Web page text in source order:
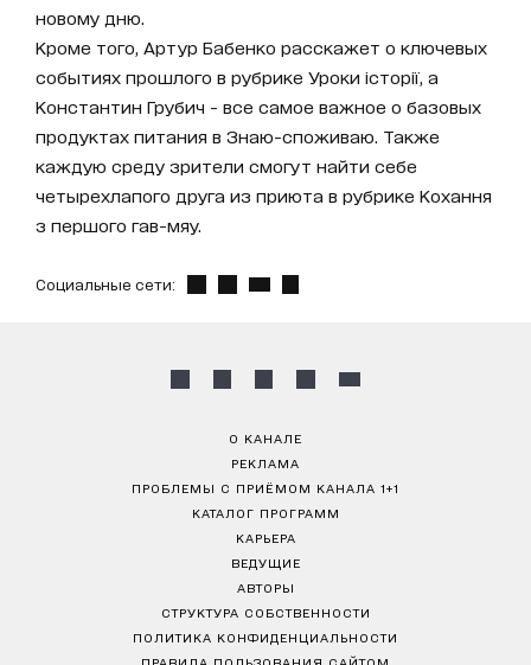
новому дню.
Кроме того, Артур Бабенко расскажет о ключевых
событиях прошлого в рубрике Уроки історії, а
Константин Грубич - все самое важное о базовых
продуктах питания в Знаю-споживаю. Также
каждую среду зрители смогут найти себе
четырехлапого друга из приюта в рубрике Кохання
з першого гав-мяу.
Социальные сети:
О КАНАЛЕ
РЕКЛАМА
ПРОБЛЕМЫ С ПРИЁМОМ КАНАЛА 1+1
КАТАЛОГ ПРОГРАММ
КАРЬЕРА
ВЕДУЩИЕ
АВТОРЫ
СТРУКТУРА СОБСТВЕННОСТИ
ПОЛИТИКА КОНФИДЕНЦИАЛЬНОСТИ
ПРАВИЛА ПОЛЬЗОВАНИЯ САЙТОМ